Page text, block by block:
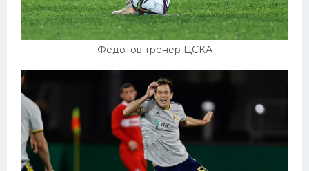
Федотов тренер ЦСКА